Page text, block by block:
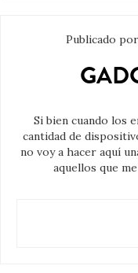
Publicado por
Si bien cuando los
cantidad de
no voy a hacer aquí
aquellos que